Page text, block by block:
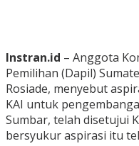
Instran.id – Anggota
Pemilihan (Dapil)
Rosiade, menyebut
KAI untuk
Sumbar, telah disetujui
bersyukur aspirasi itu